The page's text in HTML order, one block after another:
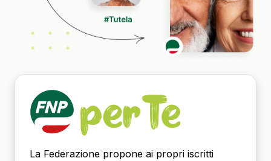
La Federazione propone ai propri iscritti